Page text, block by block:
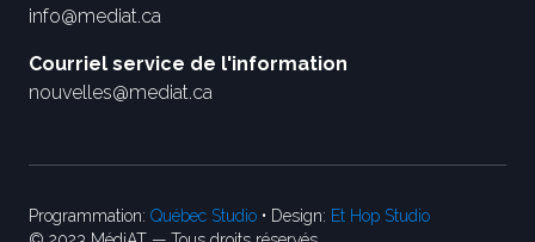
info@mediat.ca
Courriel service de l'information
nouvelles@mediat.ca
Programmation: Québec Studio • Design: Et Hop Studio